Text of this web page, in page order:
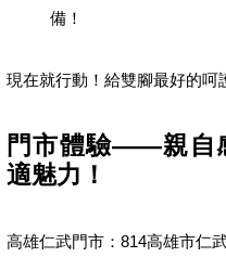
備！
現在就行動！給雙腳最好的呵
門市體驗——親自
適魅力！
高雄仁武門市：814高雄市仁